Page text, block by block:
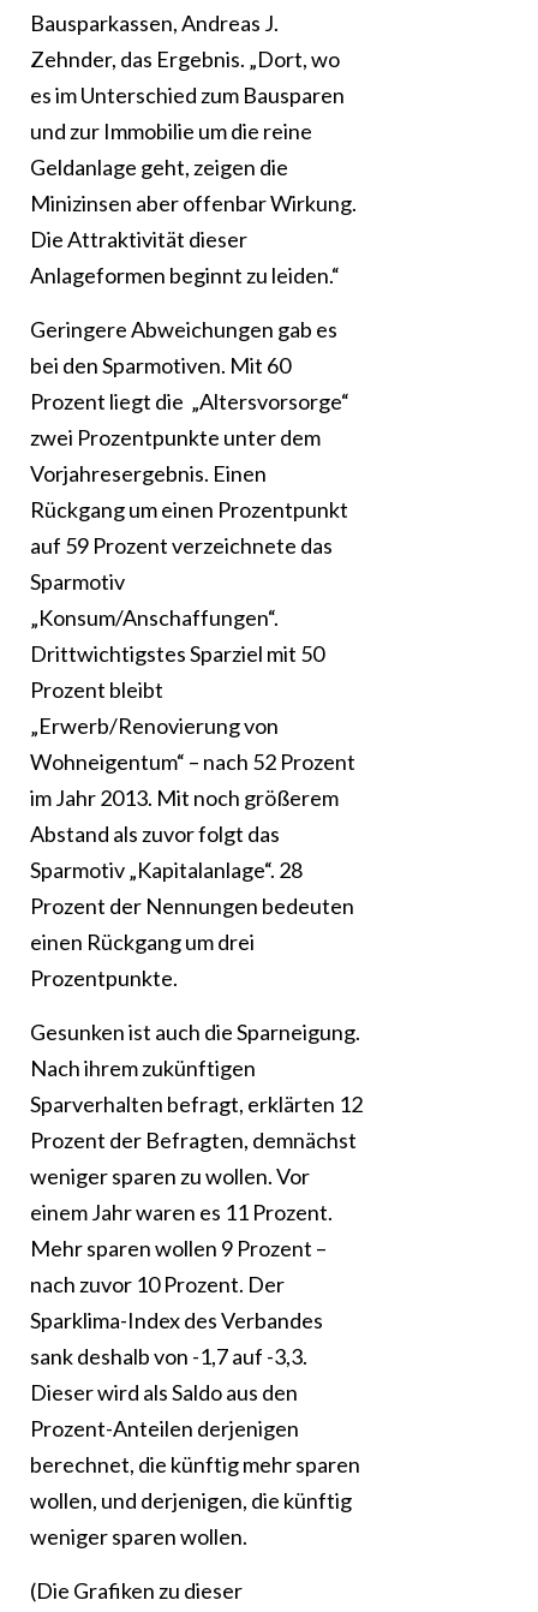
Bausparkassen, Andreas J.
Zehnder, das Ergebnis. „Dort, wo
es im Unterschied zum Bausparen
und zur Immobilie um die reine
Geldanlage geht, zeigen die
Minizinsen aber offenbar Wirkung.
Die Attraktivität dieser
Anlageformen beginnt zu leiden.“
Geringere Abweichungen gab es
bei den Sparmotiven. Mit 60
Prozent liegt die „Altersvorsorge“
zwei Prozentpunkte unter dem
Vorjahresergebnis. Einen
Rückgang um einen Prozentpunkt
auf 59 Prozent verzeichnete das
Sparmotiv
„Konsum/Anschaffungen“.
Drittwichtigstes Sparziel mit 50
Prozent bleibt
„Erwerb/Renovierung von
Wohneigentum“ – nach 52 Prozent
im Jahr 2013. Mit noch größerem
Abstand als zuvor folgt das
Sparmotiv „Kapitalanlage“. 28
Prozent der Nennungen bedeuten
einen Rückgang um drei
Prozentpunkte.
Gesunken ist auch die Sparneigung.
Nach ihrem zukünftigen
Sparverhalten befragt, erklärten 12
Prozent der Befragten, demnächst
weniger sparen zu wollen. Vor
einem Jahr waren es 11 Prozent.
Mehr sparen wollen 9 Prozent –
nach zuvor 10 Prozent. Der
Sparklima-Index des Verbandes
sank deshalb von -1,7 auf -3,3.
Dieser wird als Saldo aus den
Prozent-Anteilen derjenigen
berechnet, die künftig mehr sparen
wollen, und derjenigen, die künftig
weniger sparen wollen.
(Die Grafiken zu dieser